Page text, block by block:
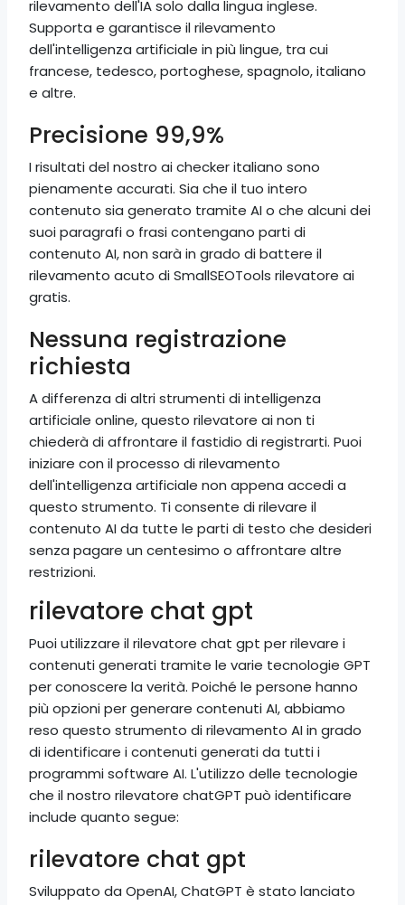
rilevamento dell'IA solo dalla lingua inglese.
Supporta e garantisce il rilevamento
dell'intelligenza artificiale in più lingue, tra cui
francese, tedesco, portoghese, spagnolo, italiano
e altre.
Precisione 99,9%
I risultati del nostro ai checker italiano sono
pienamente accurati. Sia che il tuo intero
contenuto sia generato tramite AI o che alcuni dei
suoi paragrafi o frasi contengano parti di
contenuto AI, non sarà in grado di battere il
rilevamento acuto di SmallSEOTools rilevatore ai
gratis.
Nessuna registrazione
richiesta
A differenza di altri strumenti di intelligenza
artificiale online, questo rilevatore ai non ti
chiederà di affrontare il fastidio di registrarti. Puoi
iniziare con il processo di rilevamento
dell'intelligenza artificiale non appena accedi a
questo strumento. Ti consente di rilevare il
contenuto AI da tutte le parti di testo che desideri
senza pagare un centesimo o affrontare altre
restrizioni.
rilevatore chat gpt
Puoi utilizzare il rilevatore chat gpt per rilevare i
contenuti generati tramite le varie tecnologie GPT
per conoscere la verità. Poiché le persone hanno
più opzioni per generare contenuti AI, abbiamo
reso questo strumento di rilevamento AI in grado
di identificare i contenuti generati da tutti i
programmi software AI. L'utilizzo delle tecnologie
che il nostro rilevatore chatGPT può identificare
include quanto segue:
rilevatore chat gpt
Sviluppato da OpenAI, ChatGPT è stato lanciato